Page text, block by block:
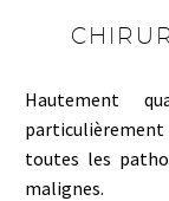
Hautement
toutes les
malignes.